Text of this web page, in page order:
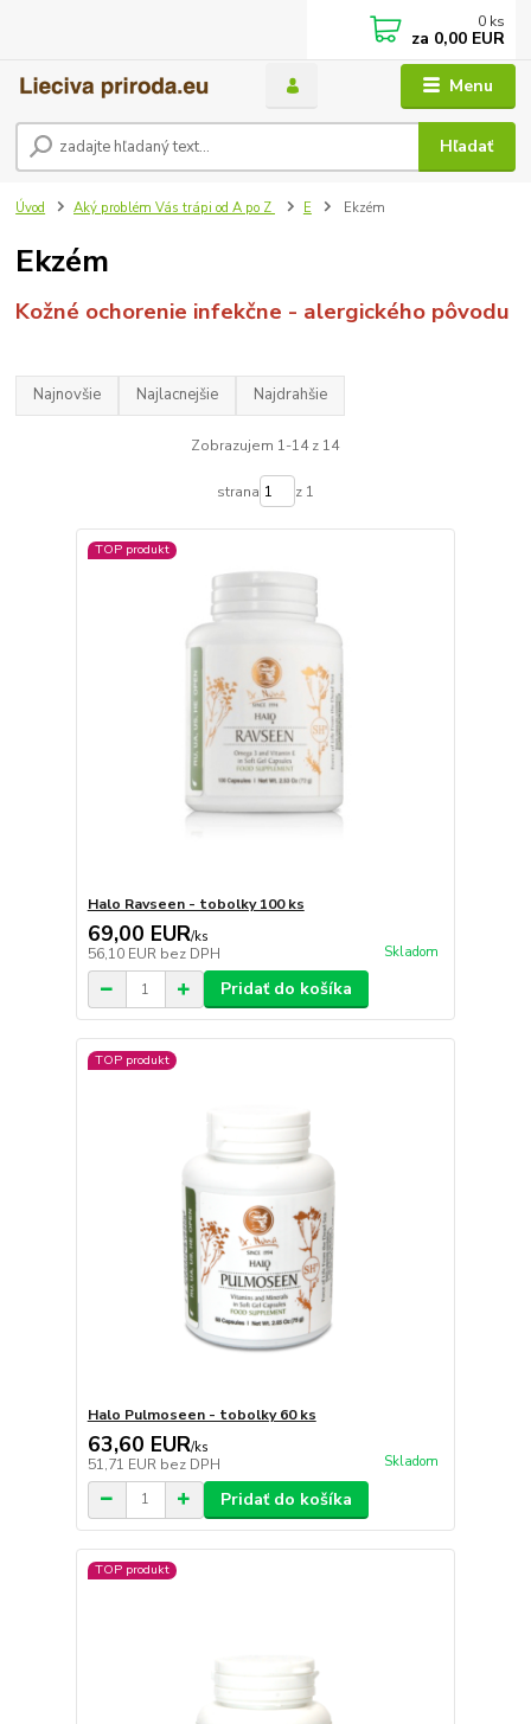
Menu
Hľadať
0 ks
za 0,00 EUR
Úvod Aký problém Vás trápi od A po Z E Ekzém
Ekzém
Kožné ochorenie infekčne - alergického pôvodu
Najnovšie Najlacnejšie Najdrahšie
Zobrazujem 1-14 z 14
strana z 1
TOP produkt
Halo Ravseen - tobolky 100 ks
69,00 EUR/ks
56,10 EUR bez DPH Skladom
Pridať do košíka
TOP produkt
Halo Pulmoseen - tobolky 60 ks
63,60 EUR/ks
51,71 EUR bez DPH Skladom
Pridať do košíka
TOP produkt